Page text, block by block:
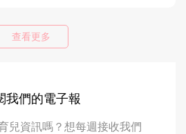
查看更多
我們的電子報
兒資訊嗎？想每週接收我們